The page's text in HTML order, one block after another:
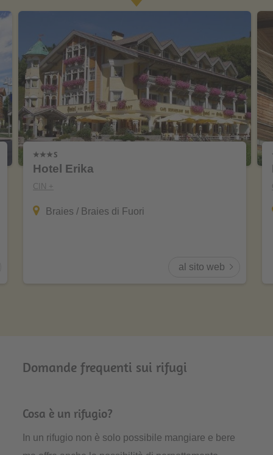
Hotel Erika
CIN +
Braies / Braies di Fuori
al sito web
Domande frequenti sui rifugi
Cosa è un rifugio?
In un rifugio non è solo possibile mangiare e bere